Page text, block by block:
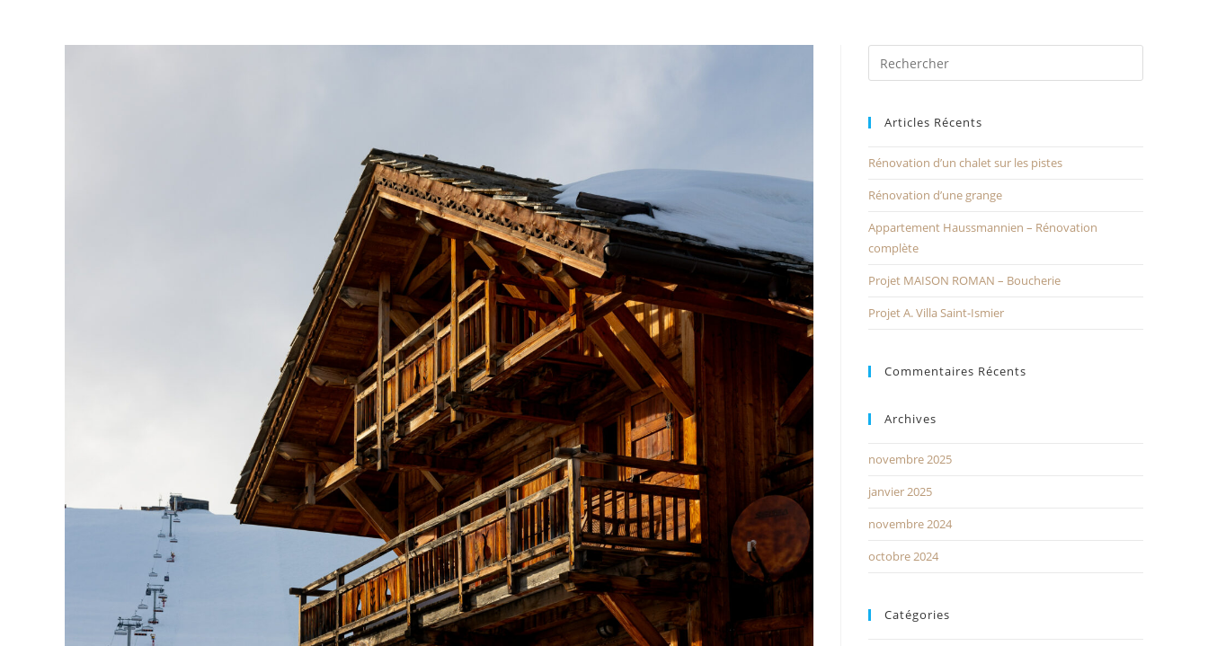
Articles Récents
Rénovation d’un chalet sur les pistes
Rénovation d’une grange
Appartement Haussmannien – Rénovation
complète
Projet MAISON ROMAN – Boucherie
Projet A. Villa Saint-Ismier
Commentaires Récents
Archives
novembre 2025
janvier 2025
novembre 2024
octobre 2024
Catégories